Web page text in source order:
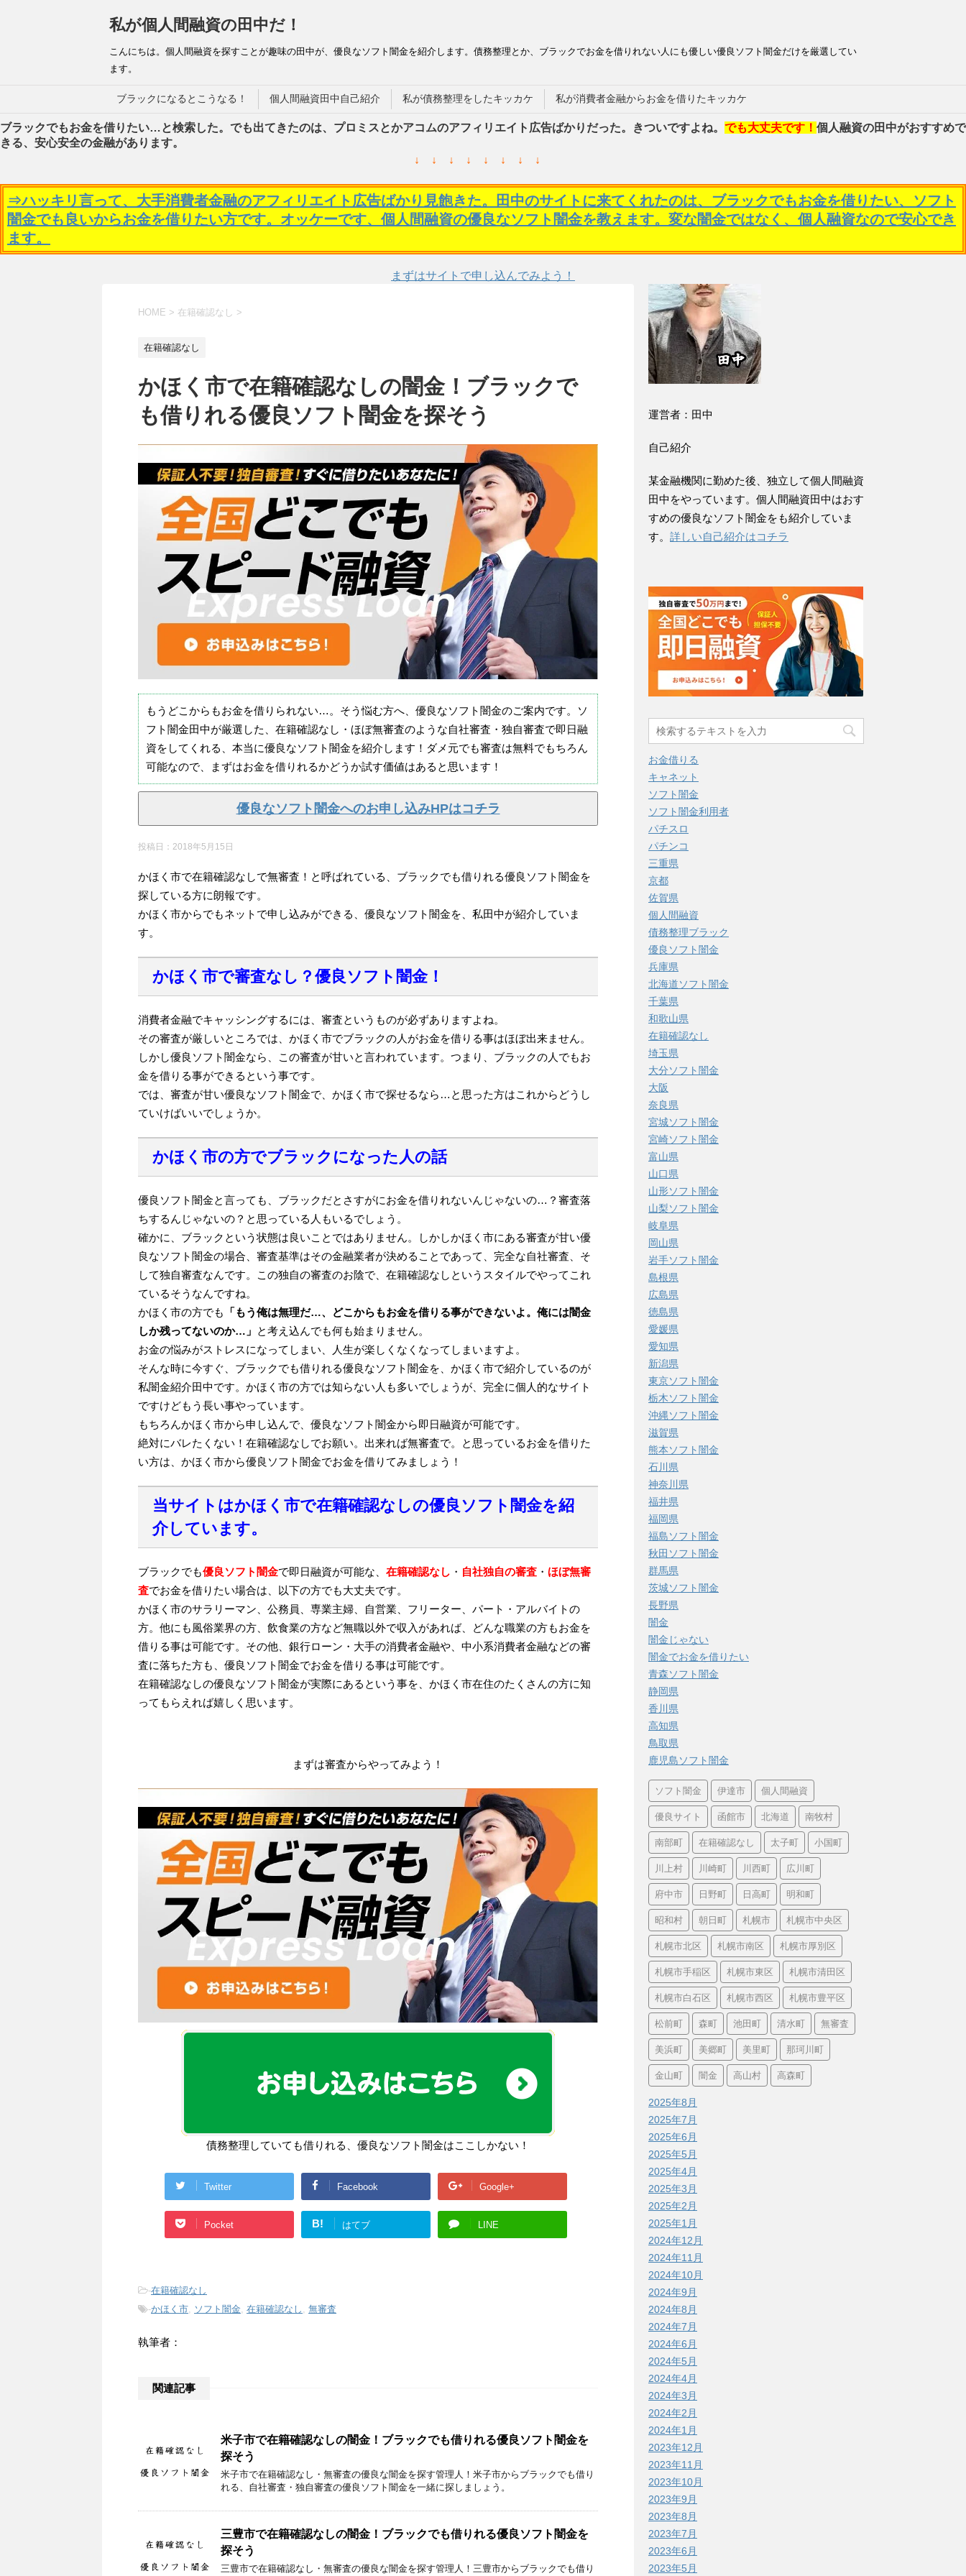
私が個人間融資の田中だ！
こんにちは。個人間融資を探すことが趣味の田中が、優良なソフト闇金を紹介します。債務整理とか、ブラックでお金を借りれない人にも優しい優良ソフト闇金だけを厳選してい
ます。
ブラックになるとこうなる！ 個人間融資田中自己紹介 私が債務整理をしたキッカケ 私が消費者金融からお金を借りたキッカケ
ブラックでもお金を借りたい…と検索した。でも出てきたのは、プロミスとかアコムのアフィリエイト広告ばかりだった。きついですよね。 でも大丈夫です！ 個人融資の田中がおすすめで
きる、安心安全の金融があります。
↓ ↓ ↓ ↓ ↓ ↓ ↓ ↓
⇒ハッキリ言って、大手消費者金融のアフィリエイト広告ばかり見飽きた。田中のサイトに来てくれたのは、ブラックでもお金を借りたい、ソフト
闇金でも良いからお金を借りたい方です。オッケーです、個人間融資の優良なソフト闇金を教えます。変な闇金ではなく、個人融資なので安心でき
ます。
まずはサイトで申し込んでみよう！
HOME > 在籍確認なし >
在籍確認なし
かほく市で在籍確認なしの闇金！ブラックで
も借りれる優良ソフト闇金を探そう
もうどこからもお金を借りられない…。そう悩む方へ、優良なソフト闇金のご案内です。ソ
フト闇金田中が厳選した、在籍確認なし・ほぼ無審査のような自社審査・独自審査で即日融
資をしてくれる、本当に優良なソフト闇金を紹介します！ダメ元でも審査は無料でもちろん
可能なので、まずはお金を借りれるかどうか試す価値はあると思います！
優良なソフト闇金へのお申し込みHPはコチラ
投稿日： 2018年5月15日
かほく市で在籍確認なしで無審査！と呼ばれている、ブラックでも借りれる優良ソフト闇金を
探している方に朗報です。
かほく市からでもネットで申し込みができる、優良なソフト闇金を、私田中が紹介していま
す。
かほく市で審査なし？優良ソフト闇金！
消費者金融でキャッシングするには、審査というものが必ずありますよね。
その審査が厳しいところでは、かほく市でブラックの人がお金を借りる事はほぼ出来ません。
しかし優良ソフト闇金なら、この審査が甘いと言われています。つまり、ブラックの人でもお
金を借りる事ができるという事です。
では、審査が甘い優良なソフト闇金で、かほく市で探せるなら…と思った方はこれからどうし
ていけばいいでしょうか。
かほく市の方でブラックになった人の話
優良ソフト闇金と言っても、ブラックだとさすがにお金を借りれないんじゃないの…？審査落
ちするんじゃないの？と思っている人もいるでしょう。
確かに、ブラックという状態は良いことではありません。しかしかほく市にある審査が甘い優
良なソフト闇金の場合、審査基準はその金融業者が決めることであって、完全な自社審査、そ
して独自審査なんです。この独自の審査のお陰で、在籍確認なしというスタイルでやってこれ
ているそうなんですね。
かほく市の方でも
「もう俺は無理だ…、どこからもお金を借りる事ができないよ。俺には闇金
しか残ってないのか…」 と考え込んでも何も始まりません。
お金の悩みがストレスになってしまい、人生が楽しくなくなってしまいますよ。
そんな時に今すぐ、ブラックでも借りれる優良なソフト闇金を、かほく市で紹介しているのが
私闇金紹介田中です。かほく市の方では知らない人も多いでしょうが、完全に個人的なサイト
ですけどもう長い事やっています。
もちろんかほく市から申し込んで、優良なソフト闇金から即日融資が可能です。
絶対にバレたくない！在籍確認なしでお願い。出来れば無審査で。と思っているお金を借りた
い方は、かほく市から優良ソフト闇金でお金を借りてみましょう！
当サイトはかほく市で在籍確認なしの優良ソフト闇金を紹
介しています。
ブラックでも優良ソフト闇金で即日融資が可能な、 在籍確認なし ・ 自社独自の審査 ・ ほぼ無審
査でお金を借りたい場合は、以下の方でも大丈夫です。
かほく市のサラリーマン、公務員、専業主婦、自営業、フリーター、パート・アルバイトの
方。他にも風俗業界の方、飲食業の方など無職以外で収入があれば、どんな職業の方もお金を
借りる事は可能です。その他、銀行ローン・大手の消費者金融や、中小系消費者金融などの審
査に落ちた方も、優良ソフト闇金でお金を借りる事は可能です。
在籍確認なしの優良なソフト闇金が実際にあるという事を、かほく市在住のたくさんの方に知
ってもらえれば嬉しく思います。
まずは審査からやってみよう！
債務整理していても借りれる、優良なソフト闇金はここしかない！
Twitter Facebook Google+
Pocket B! はてブ LINE
-在籍確認なし
-かほく市, ソフト闇金, 在籍確認なし , 無審査
執筆者：
関連記事
米子市で在籍確認なしの闇金！ブラックでも借りれる優良ソフト闇金を
探そう
米子市で在籍確認なし・無審査の優良な闇金を探す管理人！米子市からブラックでも借り
れる、自社審査・独自審査の優良ソフト闇金を一緒に探しましょう。
三豊市で在籍確認なしの闇金！ブラックでも借りれる優良ソフト闇金を
探そう
三豊市で在籍確認なし・無審査の優良な闇金を探す管理人！三豊市からブラックでも借り
運営者：田中
自己紹介
某金融機関に勤めた後、独立して個人間融資
田中をやっています。個人間融資田中はおす
すめの優良なソフト闇金をも紹介していま
す。 詳しい自己紹介はコチラ
お金借りる
キャネット
ソフト闇金
ソフト闇金利用者
パチスロ
パチンコ
三重県
京都
佐賀県
個人間融資
債務整理ブラック
優良ソフト闇金
兵庫県
北海道ソフト闇金
千葉県
和歌山県
在籍確認なし
埼玉県
大分ソフト闇金
大阪
奈良県
宮城ソフト闇金
宮崎ソフト闇金
富山県
山口県
山形ソフト闇金
山梨ソフト闇金
岐阜県
岡山県
岩手ソフト闇金
島根県
広島県
徳島県
愛媛県
愛知県
新潟県
東京ソフト闇金
栃木ソフト闇金
沖縄ソフト闇金
滋賀県
熊本ソフト闇金
石川県
神奈川県
福井県
福岡県
福島ソフト闇金
秋田ソフト闇金
群馬県
茨城ソフト闇金
長野県
闇金
闇金じゃない
闇金でお金を借りたい
青森ソフト闇金
静岡県
香川県
高知県
鳥取県
鹿児島ソフト闇金
ソフト闇金 伊達市 個人間融資
優良サイト 函館市 北海道 南牧村
南部町 在籍確認なし 太子町 小国町
川上村 川崎町 川西町 広川町
府中市 日野町 日高町 明和町
昭和村 朝日町 札幌市 札幌市中央区
札幌市北区 札幌市南区 札幌市厚別区
札幌市手稲区 札幌市東区 札幌市清田区
札幌市白石区 札幌市西区 札幌市豊平区
松前町 森町 池田町 清水町 無審査
美浜町 美郷町 美里町 那珂川町
金山町 闇金 高山村 高森町
2025年8月
2025年7月
2025年6月
2025年5月
2025年4月
2025年3月
2025年2月
2025年1月
2024年12月
2024年11月
2024年10月
2024年9月
2024年8月
2024年7月
2024年6月
2024年5月
2024年4月
2024年3月
2024年2月
2024年1月
2023年12月
2023年11月
2023年10月
2023年9月
2023年8月
2023年7月
2023年6月
2023年5月